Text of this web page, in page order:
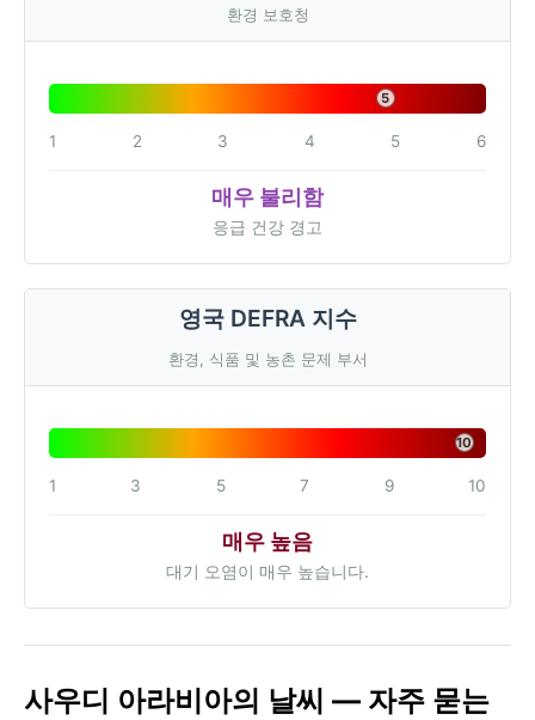
환경 보호청
5
1 2 3 4 5 6
매우 불리함
응급 건강 경고
영국 DEFRA 지수
환경, 식품 및 농촌 문제 부서
10
1 3 5 7 9 10
매우 높음
대기 오염이 매우 높습니다.
사우디 아라비아의 날씨 — 자주 묻는